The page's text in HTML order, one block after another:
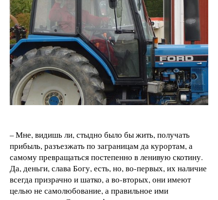
– Мне, видишь ли, стыдно было бы жить, получать
прибыль, разъезжать по заграницам да курортам, а
самому превращаться постепенно в ленивую скотину.
Да, деньги, слава Богу, есть, но, во-первых, их наличие
всегда призрачно и шатко, а во-вторых, они имеют
целью не самолюбование, а правильное ими